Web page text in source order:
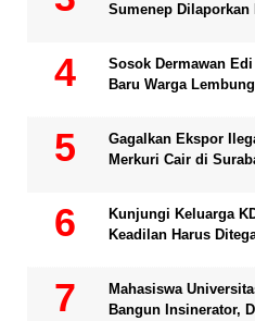
Sumenep Dilaporkan
Sosok Dermawan
Baru Warga
Gagalkan Ekspor
Merkuri Cair di
Kunjungi Keluarga
Keadilan Harus
Mahasiswa
Bangun Insinerator,